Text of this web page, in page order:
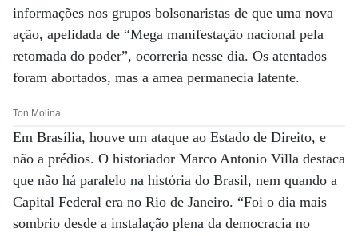
informações nos grupos bolsonaristas de que uma nova
ação, apelidada de “Mega manifestação nacional pela
retomada do poder”, ocorreria nesse dia. Os atentados
foram abortados, mas a amea permanecia latente.
Ton Molina
Em Brasília, houve um ataque ao Estado de Direito, e
não a prédios. O historiador Marco Antonio Villa destaca
que não há paralelo na história do Brasil, nem quando a
Capital Federal era no Rio de Janeiro. “Foi o dia mais
sombrio desde a instalação plena da democracia no